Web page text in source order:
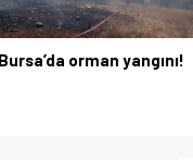
Başkan Aydın: İmkanlar